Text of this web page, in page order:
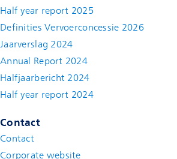
Half year report 2025
Definities Vervoerconcessie 2026
Jaarverslag 2024
Annual Report 2024
Halfjaarbericht 2024
Half year report 2024(new window)
Contact
Contact(new window)
Corporate website